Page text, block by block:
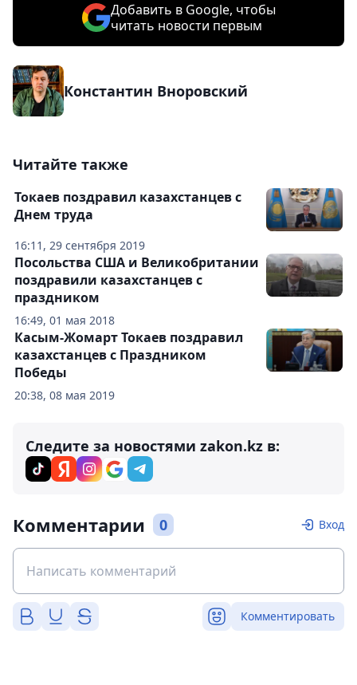
Добавить в Google, чтобы
читать новости первым
Константин Вноровский
Читайте также
16:11, 29 сентября 2019
Токаев поздравил казахстанцев с
Днем труда
16:49, 01 мая 2018
Посольства США и Великобритании
поздравили казахстанцев с
праздником
20:38, 08 мая 2019
Касым-Жомарт Токаев поздравил
казахстанцев с Праздником
Победы
Следите за новостями zakon.kz в:
Комментарии 0 Вход
Комментировать